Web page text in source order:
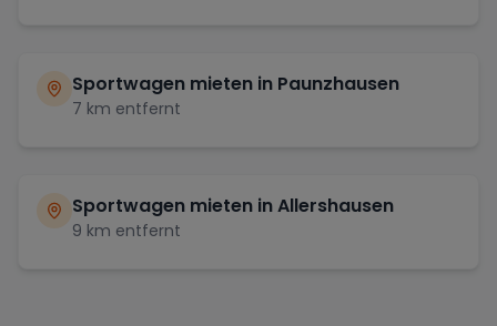
Sportwagen mieten in Paunzhausen
7 km entfernt
Sportwagen mieten inAllershausen
9 km entfernt